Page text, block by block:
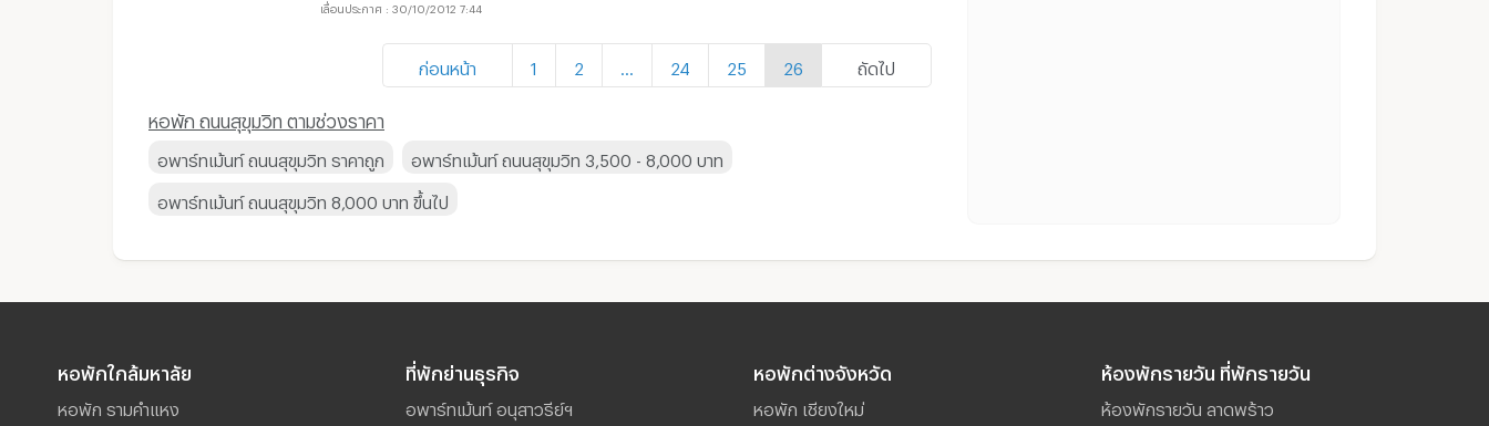
30/10/2012 7:44
ก่อนหน้า 1 2 24 25 26 ถัดไป
หอพัก ถนนสุขุมวิท ตามช่วงราคา
อพาร์ทเม้นท์ ถนนสุขุมวิท ราคาถูก อพาร์ทเม้นท์ ถนนสุขุมวิท 3,500 - 8,000 บาท
อพาร์ทเม้นท์ ถนนสุขุมวิท 8,000 บาท ขึ้นไป
หอพักใกล้มหาลัย
หอพัก รามคำแหง
ที่พักย่านธุรกิจ
อพาร์ทเม้นท์ อนุสาวรีย์ฯ
หอพักต่างจังหวัด
หอพัก เชียงใหม่
ห้องพักรายวัน ที่พักรายวัน
ห้องพักรายวัน ลาดพร้าว